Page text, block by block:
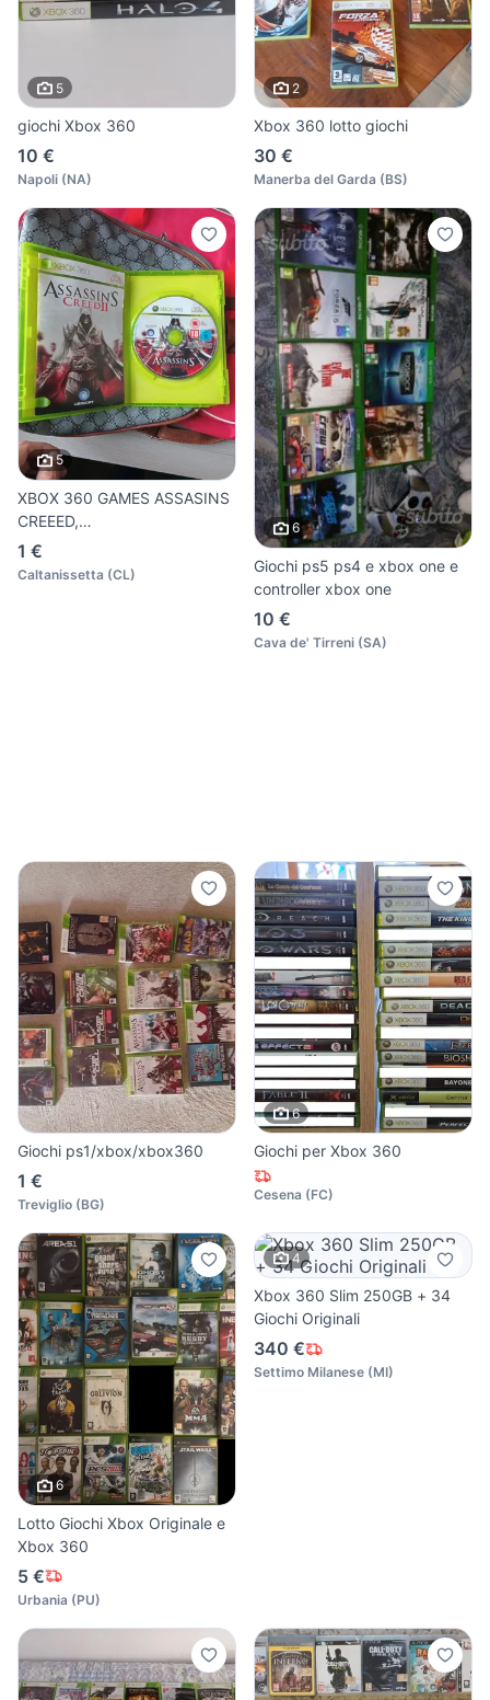
5
giochi Xbox 360
10 €
Napoli (NA)
2
Xbox 360 lotto giochi
30 €
Manerba del Garda (BS)
5
XBOX 360 GAMES ASSASINS
CREEED,
DISHONORED,FALLOUT
1 €
Caltanissetta (CL)
6
Giochi ps5 ps4 e xbox one e
controller xbox one
10 €
Cava de' Tirreni (SA)
Giochi ps1/xbox/xbox360
1 €
Treviglio (BG)
6
Giochi per Xbox 360
Cesena (FC)
6
Lotto Giochi Xbox Originale e
Xbox 360
5 €
Urbania (PU)
4
Xbox 360 Slim 250GB + 34
Giochi Originali
340 €
Settimo Milanese (MI)